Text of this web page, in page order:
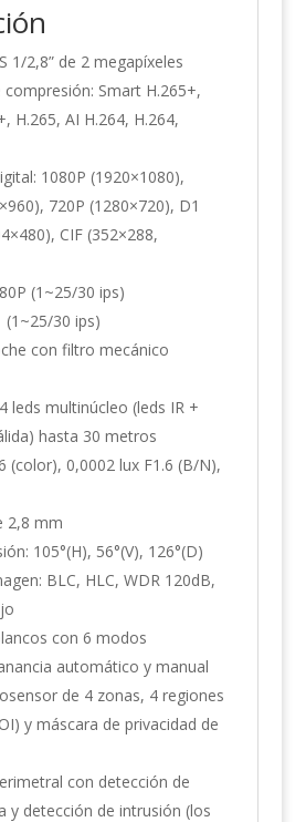
1/2,8” de 2 megapíxeles
Smart H.265+,
H.265, AI H.264, H.264,
1080P (1920×1080),
720P (1280×720), D1
CIF (352×288,
(1~25/30 ips)
(1~25/30 ips)
con filtro mecánico
leds multinúcleo (leds IR +
hasta 30 metros
(color), 0,0002 lux F1.6 (B/N),
2,8 mm
105°(H), 56°(V), 126°(D)
BLC, HLC, WDR 120dB,
con 6 modos
automático y manual
de 4 zonas, 4 regiones
y máscara de privacidad de
con detección de
y detección de intrusión (los